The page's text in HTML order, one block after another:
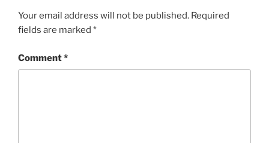
Your email address will not be published. Required
fields are marked *
Comment*